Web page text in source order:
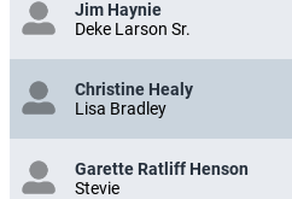
Jim Haynie
Deke Larson Sr.
Christine Healy
Lisa Bradley
Garette Ratliff Henson
Stevie